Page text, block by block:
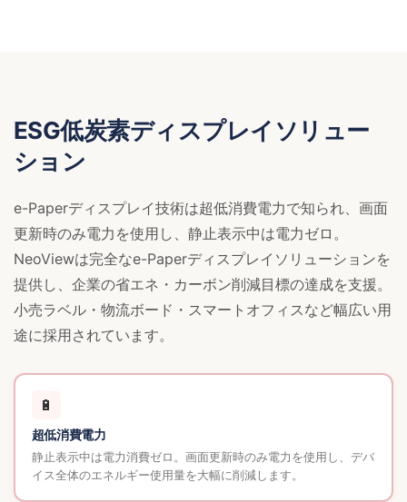
ESG低炭素ディスプレイソリュー
ション
e-Paperディスプレイ技術は超低消費電力で知られ、画面
更新時のみ電力を使用し、静止表示中は電力ゼロ。
NeoViewは完全なe-Paperディスプレイソリューションを
提供し、企業の省エネ・カーボン削減目標の達成を支援。
小売ラベル・物流ボード・スマートオフィスなど幅広い用
途に採用されています。
🔋
超低消費電力
静止表示中は電力消費ゼロ。画面更新時のみ電力を使用し、デバ
イス全体のエネルギー使用量を大幅に削減します。